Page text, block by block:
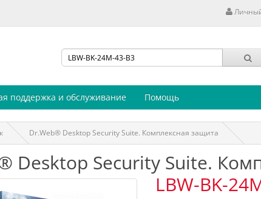
поддержка и обслуживание Помощь
Dr.Web® Desktop Security Suite. Комплексная защита
Desktop Security Suite.
LBW-BK-